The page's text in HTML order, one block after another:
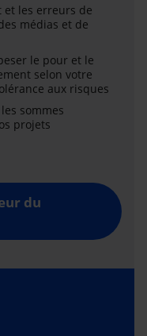
et les erreurs de
médias et de
le pour et le
selon votre
aux risques
sommes
projets
du